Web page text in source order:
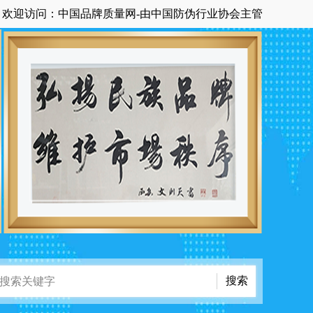
中国品牌质量网-由中国防伪行业协会主管主办国家级中央在